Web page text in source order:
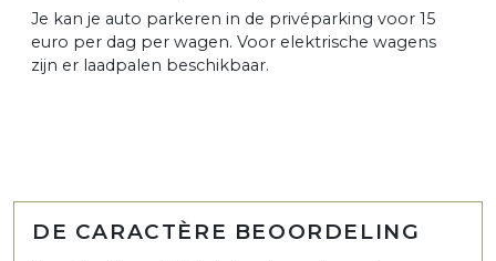
Je kan je auto parkeren in de privéparking voor 15
euro per dag per wagen. Voor elektrische wagens
zijn er laadpalen beschikbaar.
DE CARACTÈRE BEOORDELING